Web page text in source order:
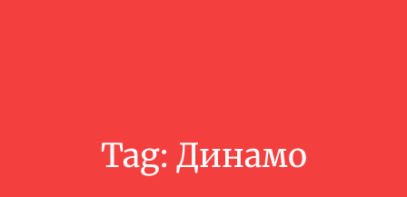
Tag: Динамо